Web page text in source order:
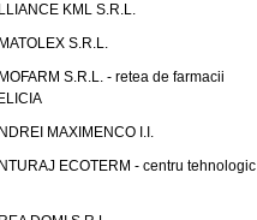
KML S.R.L.
S.R.L.
S.R.L. - retea de farmacii
MAXIMENCO I.I.
ECOTERM - centru tehnologic